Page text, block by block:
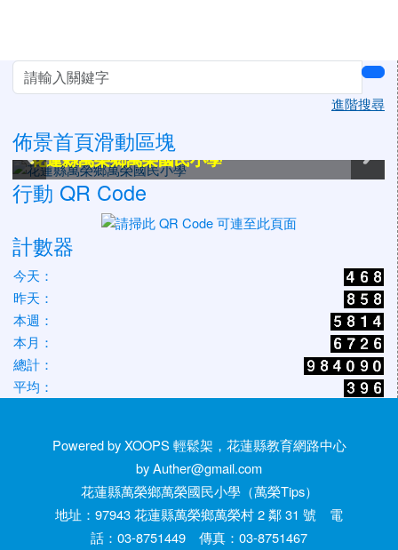
左邊區域內容
進階搜尋
佈景首頁滑動區塊
花蓮縣萬榮鄉萬榮國民小學
花蓮縣萬榮鄉萬榮國民小學
花蓮縣萬榮鄉萬榮國民小學
花蓮縣萬榮鄉萬榮國民小學
花蓮縣萬榮鄉萬榮國民小學
花蓮縣萬榮鄉萬榮國民小學
行動 QR Code
計數器
今天：
昨天：
本週：
本月：
總計：
平均：
Powered by XOOPS 輕鬆架，花蓮縣教育網路中心
by Auther@gmail.com
花蓮縣萬榮鄉萬榮國民小學（萬榮Tips）
地址：97943 花蓮縣萬榮鄉萬榮村 2 鄰 31 號 電
話：03-8751449 傳真：03-8751467